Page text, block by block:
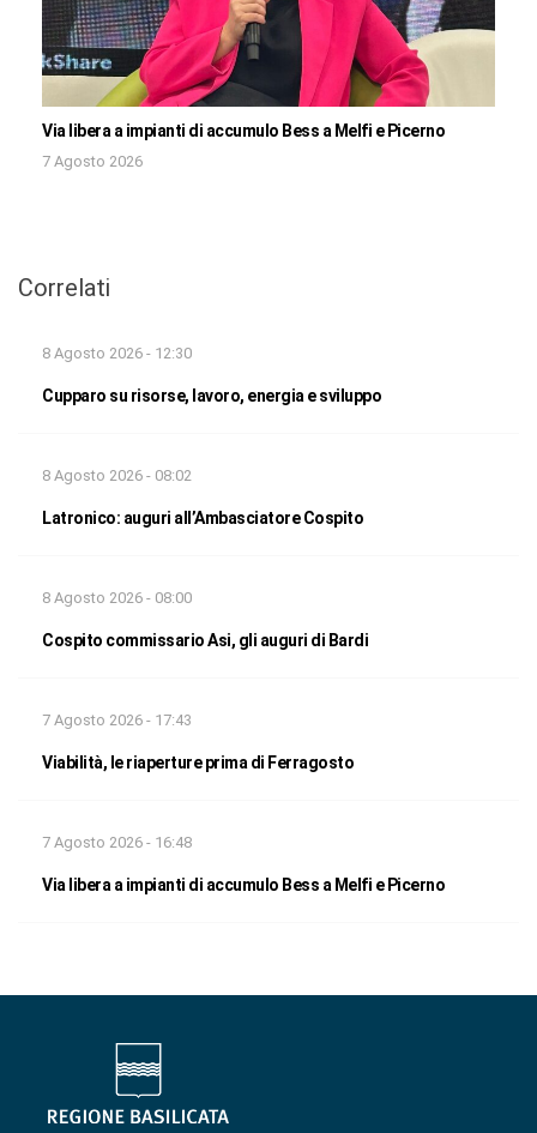
Via libera a impianti di accumulo Bess a Melfi e Picerno
7 Agosto 2026
Correlati
8 Agosto 2026 - 12:30
Cupparo su risorse, lavoro, energia e sviluppo
8 Agosto 2026 - 08:02
Latronico: auguri all’Ambasciatore Cospito
8 Agosto 2026 - 08:00
Cospito commissario Asi, gli auguri di Bardi
7 Agosto 2026 - 17:43
Viabilità, le riaperture prima di Ferragosto
7 Agosto 2026 - 16:48
Via libera a impianti di accumulo Bess a Melfi e Picerno